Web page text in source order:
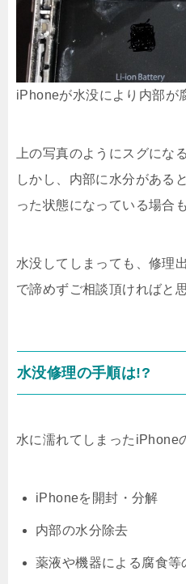
iPhoneが水没により内部が
上の写真のようにスグにな
しかし、内部に水分がある
った状態になっている場合
水没してしまっても、修理
で諦めずご相談頂ければと
水没修理の手順は!?
水に濡れてしまったiPhone
iPhoneを開封・分解
内部の水分除去
薬液や機器による腐食等